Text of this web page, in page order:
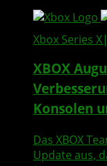
Xbox Series
XBOX
Konsolen
Das XBOX
Update aus,